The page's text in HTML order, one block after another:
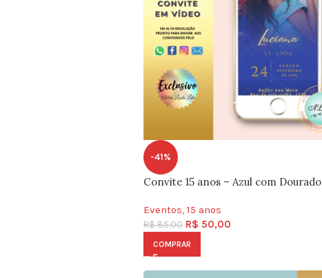
-41%
Convite 15 anos – Azul com Dourado
Eventos, 15 anos
R$85,00 R$ 50,00
COMPRAR